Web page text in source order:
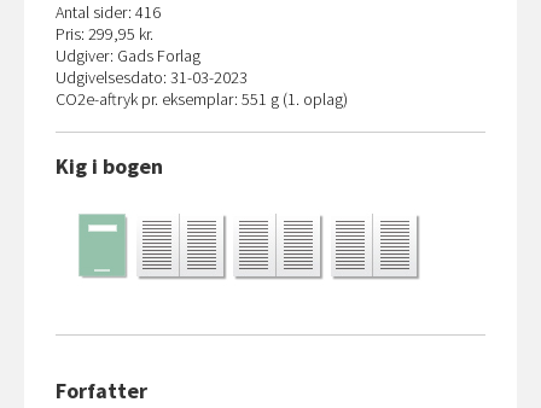
Antal sider: 416
Pris: 299,95 kr.
Udgiver: Gads Forlag
Udgivelsesdato: 31-03-2023
CO2e-aftryk pr. eksemplar: 551 g (1. oplag)
Kig i bogen
Forfatter